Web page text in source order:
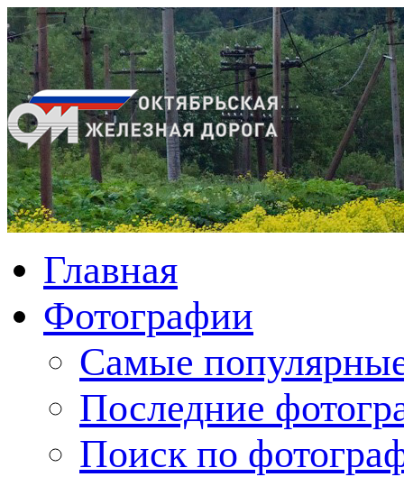
Главная
Фотографии
Cамые
Последние
Поиск по